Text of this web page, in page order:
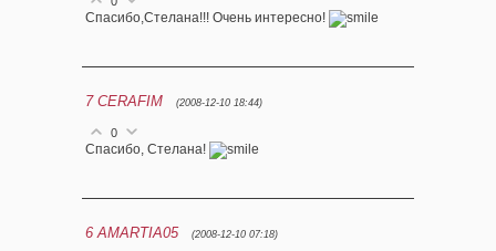
Спасибо,Стелана!!! Очень интересно!
7 CERAFIM (2008-12-10 18:44)
0
Спасибо, Стелана!
6 AMARTIA05 (2008-12-10 07:18)